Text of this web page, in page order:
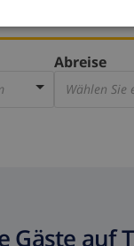
Abreise
Wählen Sie
Gäste auf